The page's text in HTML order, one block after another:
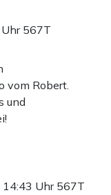
567T
vom Robert.
und
14:43 Uhr 567T